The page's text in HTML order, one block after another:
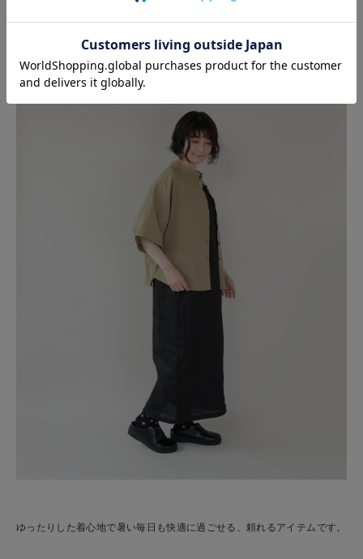
その日の気分やコーディネートに合わせてた着こなしを楽しんでいただけ
ゆったりした着心地で暑い毎日も快適に過ごせる、頼れるアイテムです。